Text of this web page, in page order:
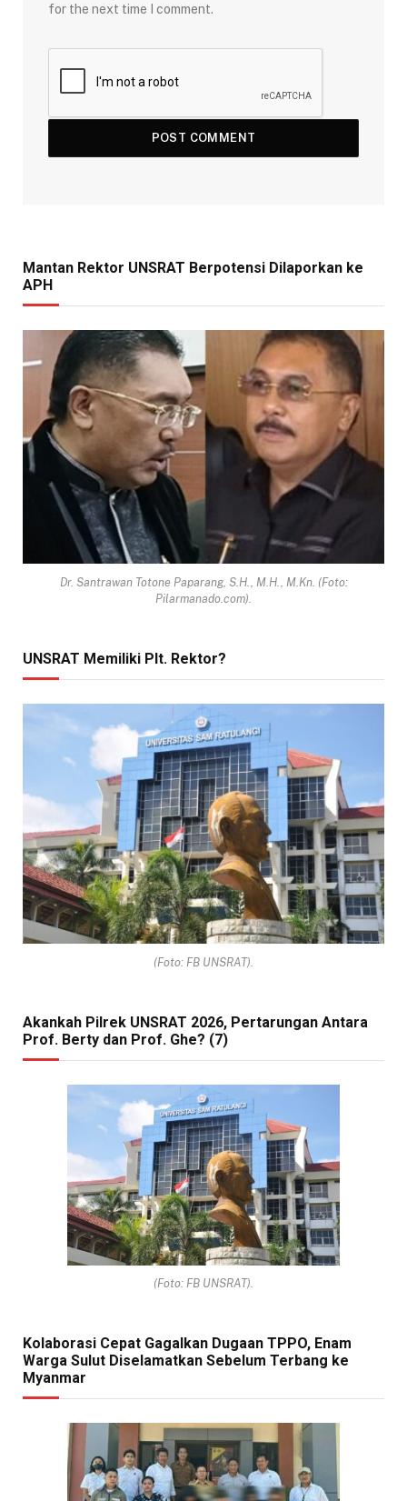
for the next time I comment.
Mantan Rektor UNSRAT Berpotensi Dilaporkan ke
APH
Dr. Santrawan Totone Paparang, S.H., M.H., M.Kn. (Foto:
Pilarmanado.com).
UNSRAT Memiliki Plt. Rektor?
(Foto: FB UNSRAT).
Akankah Pilrek UNSRAT 2026, Pertarungan Antara
Prof. Berty dan Prof. Ghe? (7)
(Foto: FB UNSRAT).
Kolaborasi Cepat Gagalkan Dugaan TPPO, Enam
Warga Sulut Diselamatkan Sebelum Terbang ke
Myanmar